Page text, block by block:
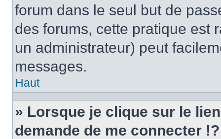
forum dans le seul but de
des forums, cette pratique est
un administrateur) peut
messages.
Haut
» Lorsque je clique sur le
demande de me connecter !?